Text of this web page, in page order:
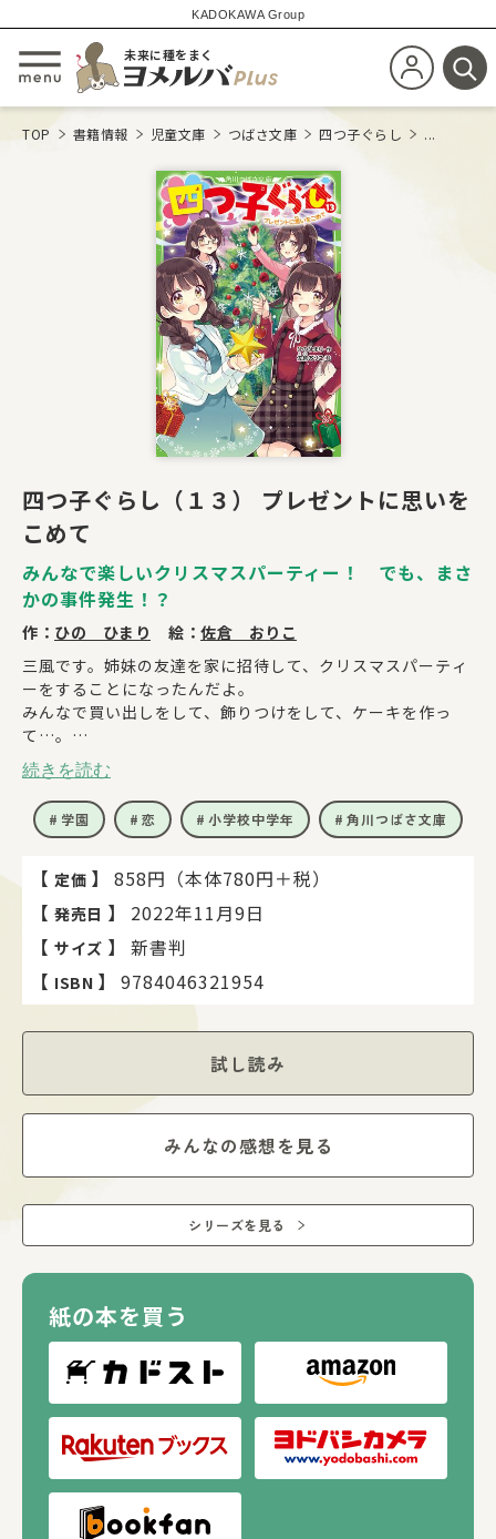
KADOKAWA Group
メニューを開閉する
未来に種をまく
新規会員登
検
TOP 書籍情報 児童文庫 つばさ文庫 四つ子ぐらし ...
四つ子ぐらし（１３） プレゼントに思いを
こめて
みんなで楽しいクリスマスパーティー！ でも、まさ
かの事件発生！？
作： ひの ひまり 絵： 佐倉 おりこ
三風です。姉妹の友達を家に招待して、クリスマスパーティ
ーをすることになったんだよ。
みんなで買い出しをして、飾りつけをして、ケーキを作っ
て…。
姉妹や友達といっしょにすごすクリスマスって、とっても楽
しい！
そんな中、家に、おくり主不明のプレゼントが四つ届いた
の。
ゃないかって気がしてきたんだ。
んだけど…!?
続きを読む
学園 恋 小学校中学年 角川つばさ文庫
【 定価 】
858円（本体780円＋税）
【 発売日 】
2022年11月9日
【 サイズ 】
新書判
【 ISBN 】 9784046321954
試し読み
みんなの感想を見る
シリーズを見る
紙の本を買う